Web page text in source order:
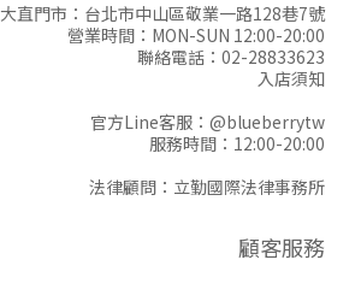
大直門市：台北市中山區敬業一路128巷7號
營業時間：MON-SUN 12:00-20:00
聯絡電話：02-28833623
入店須知
官方Line客服： @blueberrytw
服務時間：12:00-20:00
法律顧問：立勤國際法律事務所
顧客服務